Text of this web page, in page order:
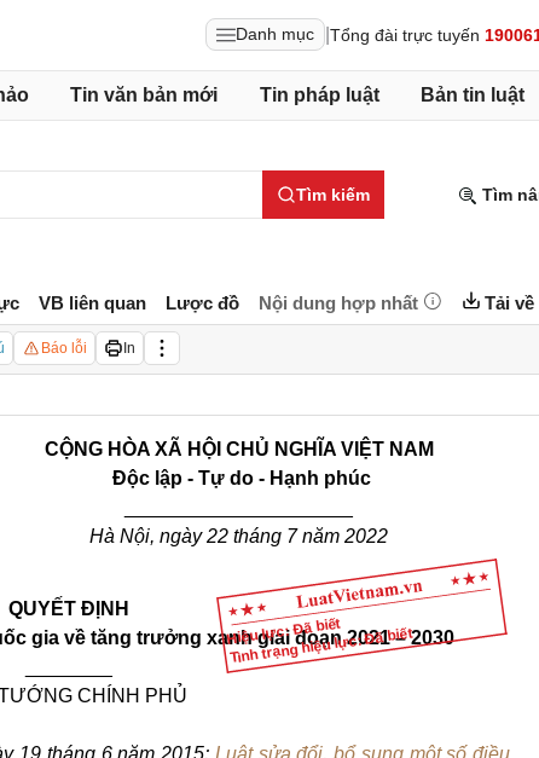
Danh mục Tổng đài trực tuyến
Tin văn bản mới Tin pháp luật Bản tin luật
Tìm kiếm Tìm
VB liên quan Lược đồ Nội dung hợp nhất Tải về
Báo lỗi In
Hiệu lực: Đã biết
Tình trạng hiệu lực: Đã biết
CỘNG HÒA XÃ HỘI CHỦ NGHĨA VIỆT NAM
Độc lập - Tự do - Hạnh phúc
Hà Nội, ngày 22 tháng 7 năm 2022
QUYẾT ĐỊNH
gia về tăng trưởng xanhgiaiđoạn 2021 – 2030
CHÍNH PHỦ
19 tháng 6 năm 2015; Luật sửa đổi, bổ sung một số điều